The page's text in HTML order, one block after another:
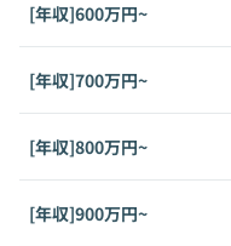
[年収]600万円~
[年収]700万円~
[年収]800万円~
[年収]900万円~